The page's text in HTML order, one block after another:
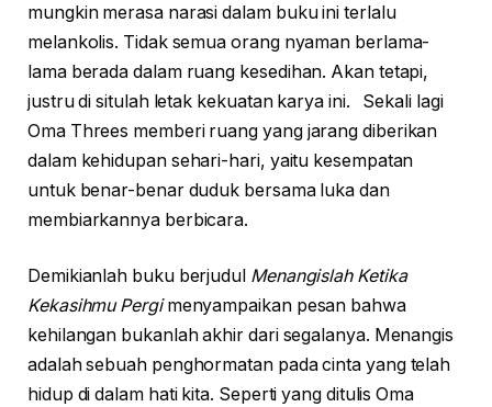
mungkin merasa narasi dalam buku ini terlalu
melankolis. Tidak semua orang nyaman berlama-
lama berada dalam ruang kesedihan. Akan tetapi,
justru di situlah letak kekuatan karya ini. Sekali lagi
Oma Threes memberi ruang yang jarang diberikan
dalam kehidupan sehari-hari, yaitu kesempatan
untuk benar-benar duduk bersama luka dan
membiarkannya berbicara.
Demikianlah buku berjudul Menangislah Ketika
Kekasihmu Pergimenyampaikan pesan bahwa
kehilangan bukanlah akhir dari segalanya. Menangis
adalah sebuah penghormatan pada cinta yang telah
hidup di dalam hati kita. Seperti yang ditulis Oma